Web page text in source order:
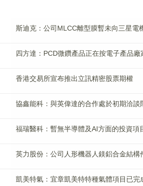
斯迪克：公司MLCC離型膜暫未向三星電
四方達：PCD微鑽產品正在按電子產品
香港交易所宣布推出立訊精密股票期權
協鑫能科：與英偉達的合作處於初期洽談
福瑞醫科：暫無半導體及AI方面的投資項
英力股份：公司人形機器人鎂鋁合金結構
凱美特氣：宜章凱美特特種氣體項目已完